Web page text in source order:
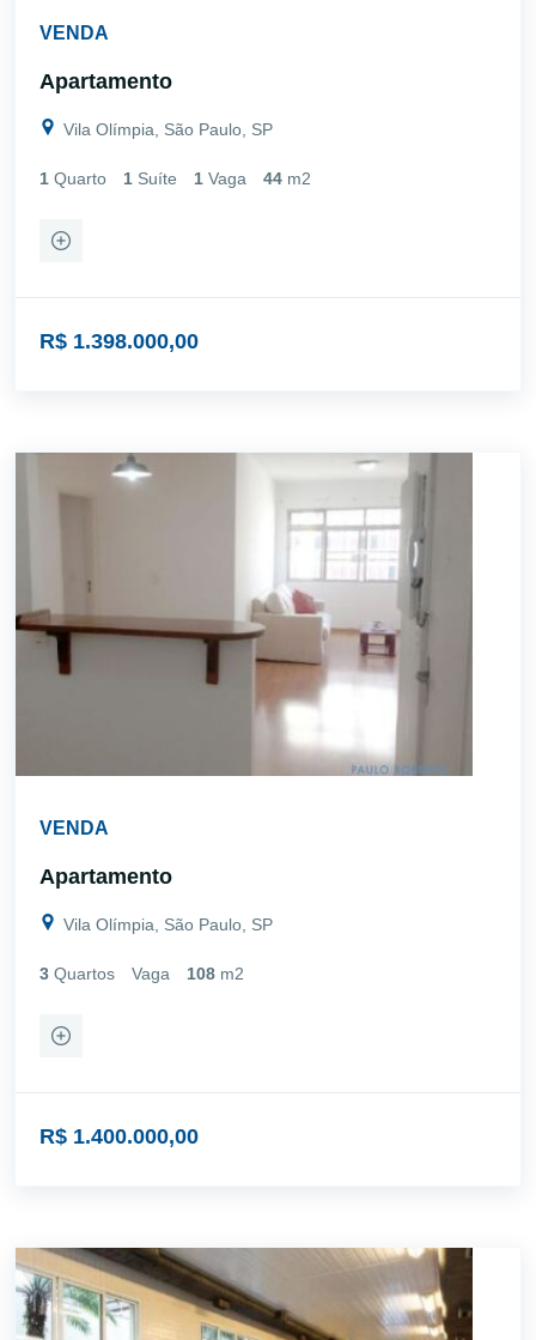
VENDA
Apartamento
Vila Olímpia, São Paulo, SP
1 Quarto 1 Suíte 1 Vaga 44 m2
R$ 1.398.000,00
VENDA
Apartamento
Vila Olímpia, São Paulo, SP
3 Quartos Vaga 108 m2
R$ 1.400.000,00